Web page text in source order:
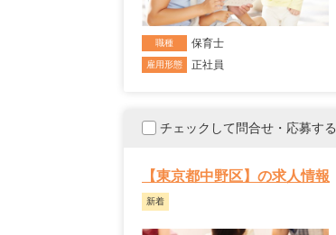
職種 保育士
雇用形態 正社員
チェックして問合せ・応募する
【東京都中野区】の求人情報
新着